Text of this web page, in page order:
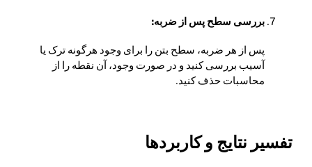
بررسی سطح پس از ضربه:
پس از هر ضربه، سطح بتن را برای وجود هرگونه ترک یا
آسیب بررسی کنید و در صورت وجود، آن نقطه را از
محاسبات حذف کنید.
تفسیر نتایج و کاربردها